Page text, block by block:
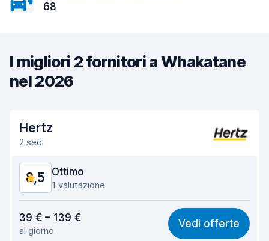
68
I migliori 2 fornitori a Whakatane
nel 2026
Hertz
2 sedi
8,5 Ottimo
1 valutazione
8,4
Facile da trovare 8,2
39 € – 139 €
al giorno
Vedi offerte